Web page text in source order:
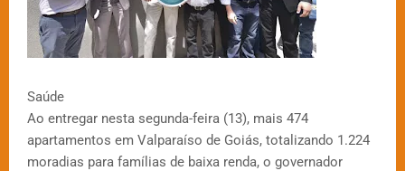
Saúde
Ao entregar nesta segunda-feira (13), mais 474
apartamentos em Valparaíso de Goiás, totalizando 1.224
moradias para famílias de baixa renda, o governador